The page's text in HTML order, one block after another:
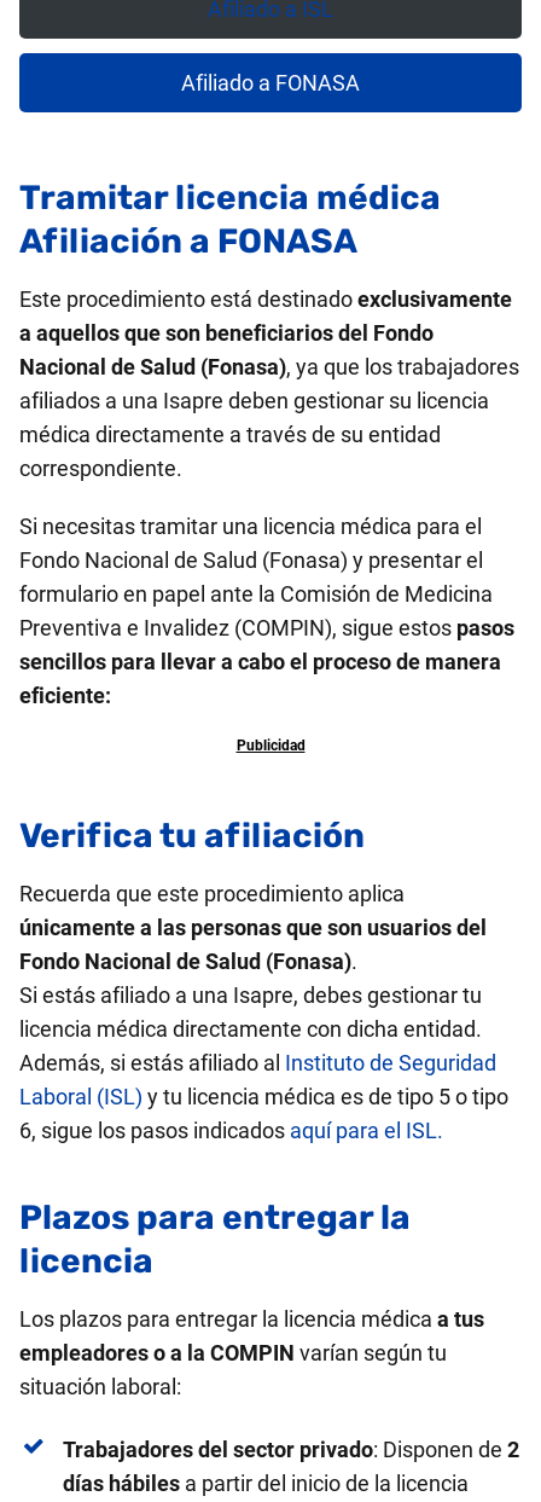
Afiliado a ISL
Afiliado a FONASA
Tramitar licencia médica
Afiliación a FONASA
Este procedimiento está destinadoexclusivamente
a aquellos que son beneficiarios del Fondo
Nacional de Salud (Fonasa), ya que los trabajadores
afiliados a una Isapre deben gestionar su licencia
médica directamente a través de su entidad
correspondiente.
Si necesitas tramitar una licencia médica para el
Fondo Nacional de Salud (Fonasa) y presentar el
formulario en papel ante la Comisión de Medicina
Preventiva e Invalidez (COMPIN), sigue estos pasos
sencillos para llevar a cabo el proceso de manera
eficiente:
Verifica tu afiliación
Recuerda que este procedimiento aplica
únicamente a las personas que son usuarios del
Fondo Nacional de Salud (Fonasa).
Si estás afiliado a una Isapre, debes gestionar tu
licencia médica directamente con dicha entidad.
Además, si estás afiliado al Instituto de Seguridad
Laboral (ISL) y tu licencia médica es de tipo 5 o tipo
6, sigue los pasos indicados aquí para el ISL.
Plazos para entregar la
licencia
Los plazos para entregar la licencia médica a tus
empleadores o a la COMPIN varían según tu
situación laboral:
Trabajadores del sector privado: Disponen de 2
días hábiles a partir del inicio de la licencia